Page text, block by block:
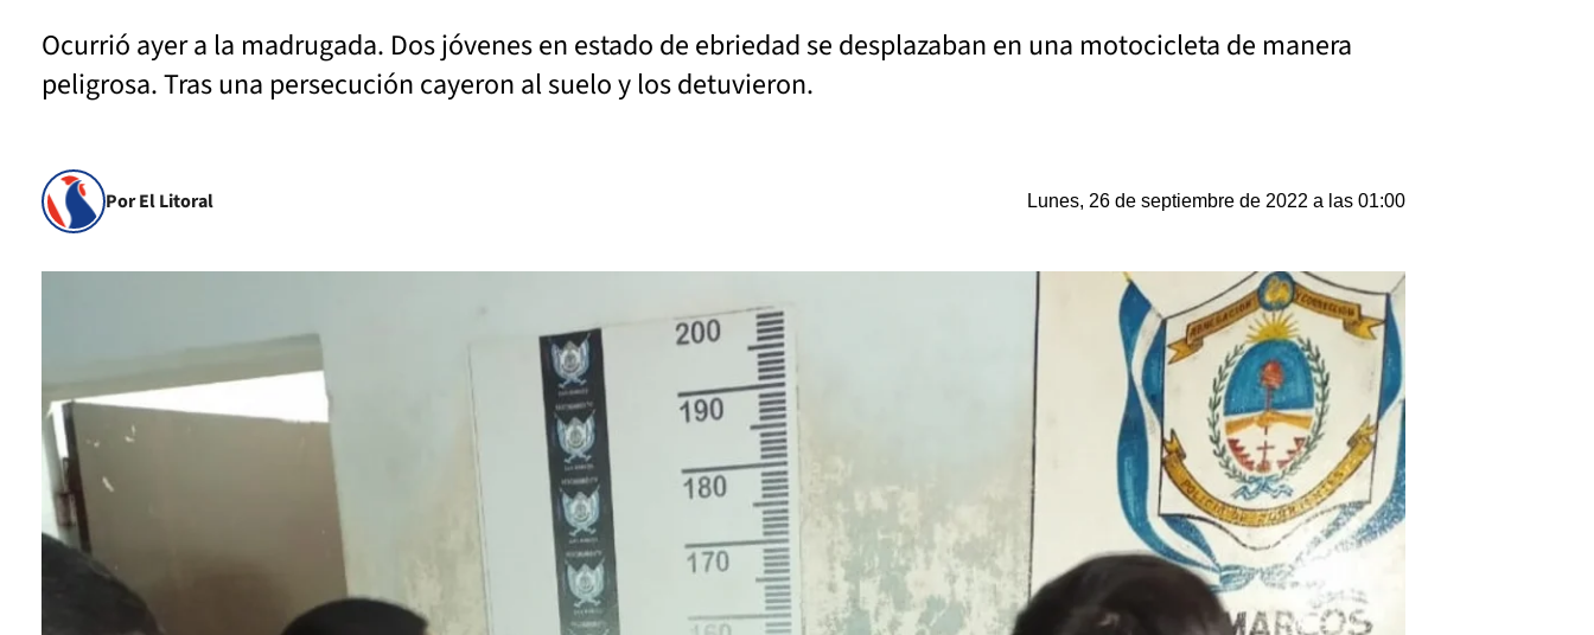
Ocurrió ayer a la madrugada. Dos jóvenes en estado de ebriedad se desplazaban en una motocicleta de manera
peligrosa. Tras una persecución cayeron al suelo y los detuvieron.
Por El Litoral Lunes, 26 de septiembre de 2022 a las 01:00